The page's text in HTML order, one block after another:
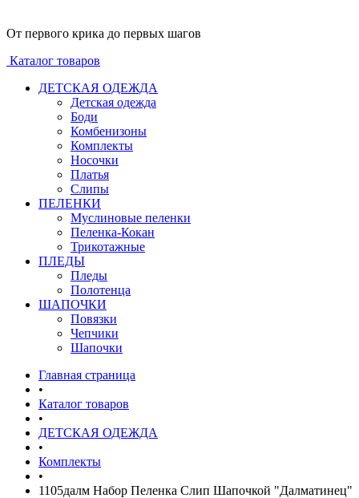
От первого крика до первых шагов
Каталог товаров
ДЕТСКАЯ ОДЕЖДА
Детская одежда
Боди
Комбенизоны
Комплекты
Носочки
Платья
Слипы
ПЕЛЕНКИ
Муслиновые пеленки
Пеленка-Кокан
Трикотажные
ПЛЕДЫ
Пледы
Полотенца
ШАПОЧКИ
Повязки
Чепчики
Шапочки
Главная страница
•
Каталог товаров
•
ДЕТСКАЯ ОДЕЖДА
•
Комплекты
•
1105далм Набор Пеленка Слип Шапочкой "Далматинец"